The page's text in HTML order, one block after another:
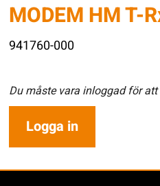
MODEM HM T-
941760-000
Du måste vara inloggad för
Logga in